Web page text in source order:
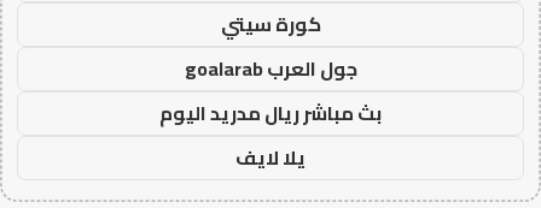
كورة سيتي
جول العرب goalarab
بث مباشر ريال مدريد اليوم
يلا لايف